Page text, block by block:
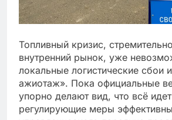
Топливный кризис,
внутренний рынок, уже
локальные логистические сбои
ажиотаж». Пока официальные
упорно делают вид, что всё
регулирующие меры